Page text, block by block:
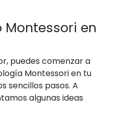
en
puedes comenzar a
Montessori en tu
sencillos pasos. A
algunas ideas